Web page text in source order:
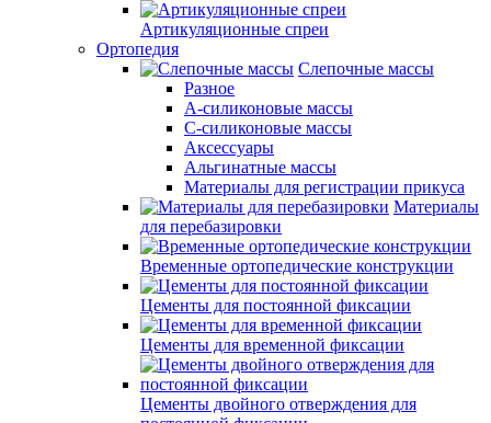
Артикуляционные спреи
Ортопедия
Слепочные массы
Разное
А-силиконовые массы
С-силиконовые массы
Аксессуары
Альгинатные массы
Материалы для регистрации прикуса
Материалы
для перебазировки
Временные ортопедические конструкции
Цементы для постоянной фиксации
Цементы для временной фиксации
Цементы двойного отверждения для